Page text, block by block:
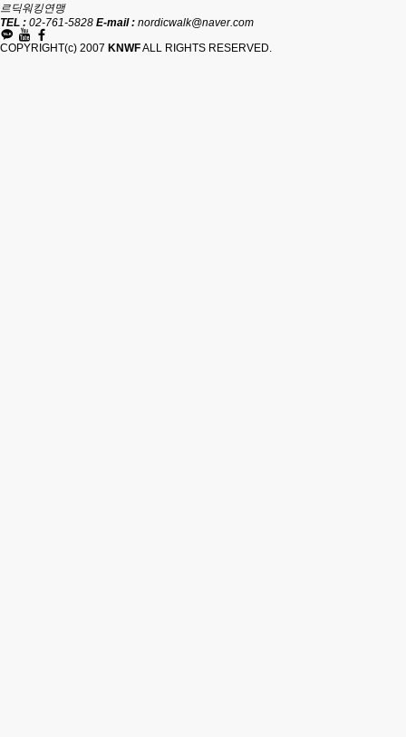
르딕워킹연맹
TEL : 02-761-5828 E-mail : nordicwalk@naver.com
COPYRIGHT(c) 2007 KNWFALL RIGHTS RESERVED.